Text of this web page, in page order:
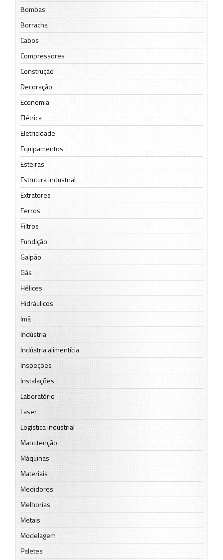
Bombas
Borracha
Cabos
Compressores
Construção
Decoração
Economia
Elétrica
Eletricidade
Equipamentos
Esteiras
Estrutura industrial
Extratores
Ferros
Filtros
Fundição
Galpão
Gás
Hélices
Hidráulicos
Imã
Indústria
Indústria alimentícia
Inspeções
Instalações
Laboratório
Laser
Logística industrial
Manutenção
Máquinas
Materiais
Medidores
Melhorias
Metais
Modelagem
Paletes